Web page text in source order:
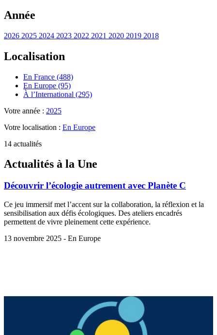
Année
2026 2025 2024 2023 2022 2021 2020 2019 2018
Localisation
En France (488)
En Europe (95)
À l’International (295)
Votre année : 2025
Votre localisation : En Europe
14 actualités
Actualités à la Une
Découvrir l’écologie autrement avec Planète C
Ce jeu immersif met l’accent sur la collaboration, la réflexion et la
sensibilisation aux défis écologiques. Des ateliers encadrés
permettent de vivre pleinement cette expérience.
13 novembre 2025 - En Europe